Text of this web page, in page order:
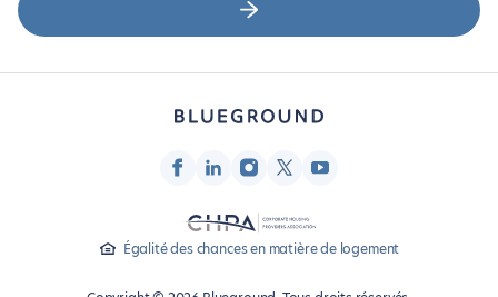
Égalité des chances en matière de logement